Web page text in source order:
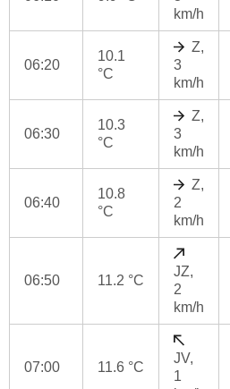
km/h
06:20
10.1
°C
Z,
3
km/h
06:30
10.3
°C
Z,
3
km/h
06:40
10.8
°C
Z,
2
km/h
06:50 11.2 °C
JZ,
2
km/h
07:00 11.6 °C
JV,
1